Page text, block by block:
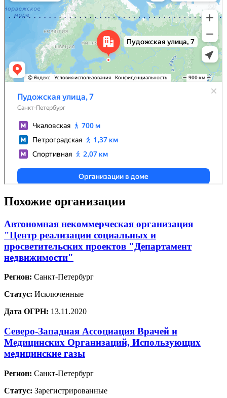
Похожие организации
Автономная некоммерческая организация
"Центр реализации социальных и
просветительских проектов "Департамент
недвижимости"
Регион: Санкт-Петербург
Статус: Исключенные
Дата ОГРН: 13.11.2020
Северо-Западная Ассоциация Врачей и
Медицинских Организаций, Использующих
медицинские газы
Регион: Санкт-Петербург
Статус: Зарегистрированные